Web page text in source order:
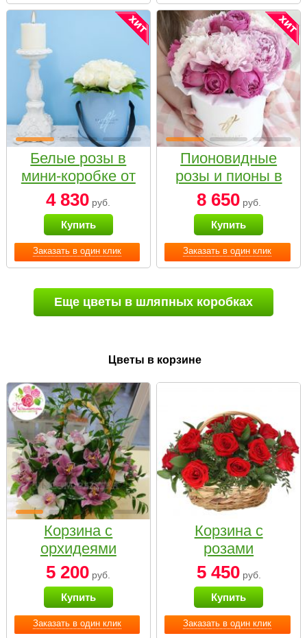
Заказать в один клик
Белые розы в
мини-коробке от
Bella Fiori
4 830 руб.
Купить
Заказать в один клик
Пионовидные
розы и пионы в
белой коробке
Small
8 650руб.
Купить
Еще цветы в шляпных коробках
Цветы в корзине
Заказать в один клик
Корзина с
орхидеями
малая
5 200 руб.
Купить
Заказать в один клик
Корзина с
розами
«Красный
Париж»
5 450руб.
Купить